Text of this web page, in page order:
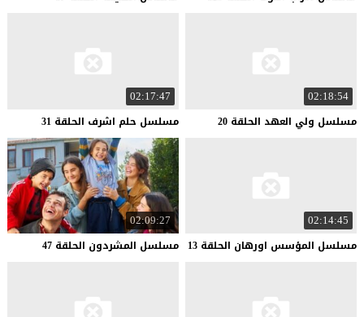
02:18:54
مسلسل ولي العهد الحلقة 20
02:17:47
مسلسل حلم اشرف الحلقة 31
02:14:45
مسلسل المؤسس اورهان الحلقة 13
02:09:27
مسلسل المشردون الحلقة 47